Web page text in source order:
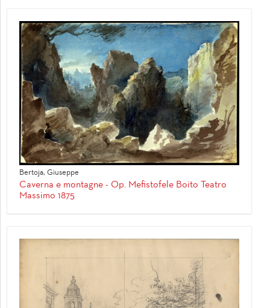
Bertoja, Giuseppe
Caverna e montagne - Op. Mefistofele Boito Teatro
Massimo 1875